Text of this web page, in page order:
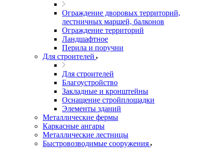
Ограждение дворовых территорий,
лестничных маршей, балконов
Ограждение территорий
Ландшафтное
Перила и поручни
Для строителей
Для строителей
Благоустройство
Закладные и кронштейны
Оснащение стройплощадки
Элементы зданий
Металлические фермы
Каркасные ангары
Металлические лестницы
Быстровозводимые сооружения